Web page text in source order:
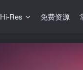
Hi-Res 免费资源